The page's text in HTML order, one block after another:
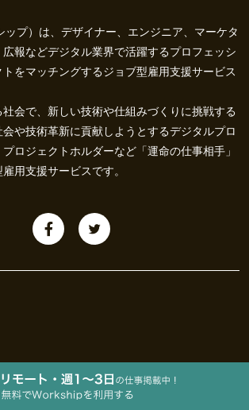
ップ）は、デザイナー、エンジニア、マーケタ
報などデジタル業界で活躍するプロフェッシ
トをマッチングするジョブ型雇用支援サービス
会で、新しい技術や仕組みづくりに挑戦する
や技術革新に貢献しようとするデジタルプロ
ロジェクトホルダーなど「運命の仕事相手」
用支援サービスです。
記